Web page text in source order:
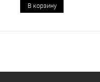
В корзину